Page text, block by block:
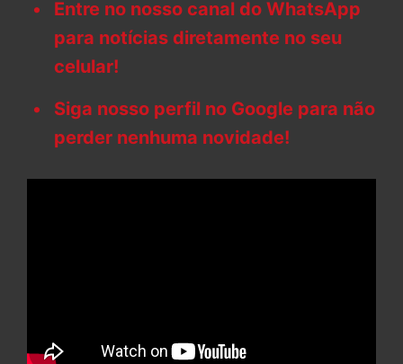
Entre no nosso canal do WhatsApp
para notícias diretamente no seu
celular!
Siga nosso perfil no Google para não
perder nenhuma novidade!